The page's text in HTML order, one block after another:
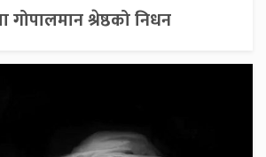
गोपालमान श्रेष्ठको निधन